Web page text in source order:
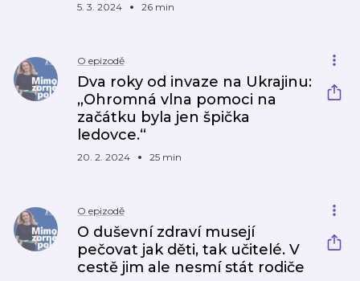
5. 3. 2024 26 min
O epizodě
Dva roky od invaze na Ukrajinu:
„Ohromná vlna pomoci na
začátku byla jen špička
ledovce.“
20. 2. 2024 25 min
O epizodě
O duševní zdraví musejí
pečovat jak děti, tak učitelé. V
cestě jim ale nesmí stát rodiče